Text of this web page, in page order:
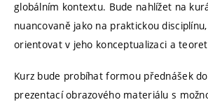
globálním kontextu. Bude nahlížet na
nuancovaně jako na praktickou
orientovat v jeho konceptualizaci a
Kurz bude probíhat formou přednášek
prezentací obrazového materiálu s